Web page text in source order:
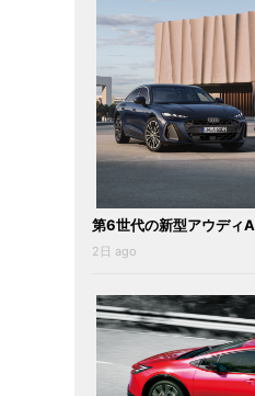
第6世代の新型アウディ
2日 ago